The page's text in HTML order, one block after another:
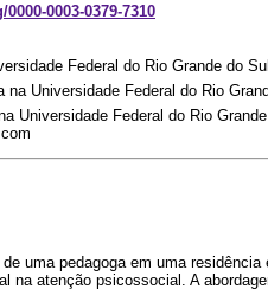
0003-0379-7310
Federal do Rio Grande do
na Universidade Federal do Rio
Universidade Federal do Rio
uma pedagoga em uma
na atenção psicossocial. A